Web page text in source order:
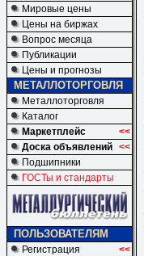
Мировые цены
Цены на биржах
Вопрос месяца
Публикации
Цены и прогнозы
МЕТАЛЛОТОРГОВЛЯ
Металлоторговля
Каталог
Маркетплейс
<<
Доска объявлений <<
Подшипники
ГОСТы и стандарты
ПОЛЬЗОВАТЕЛЯМ
Регистрация
<<